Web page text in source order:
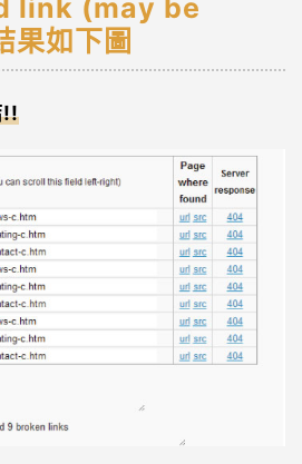
link (may be
如下圖
!!